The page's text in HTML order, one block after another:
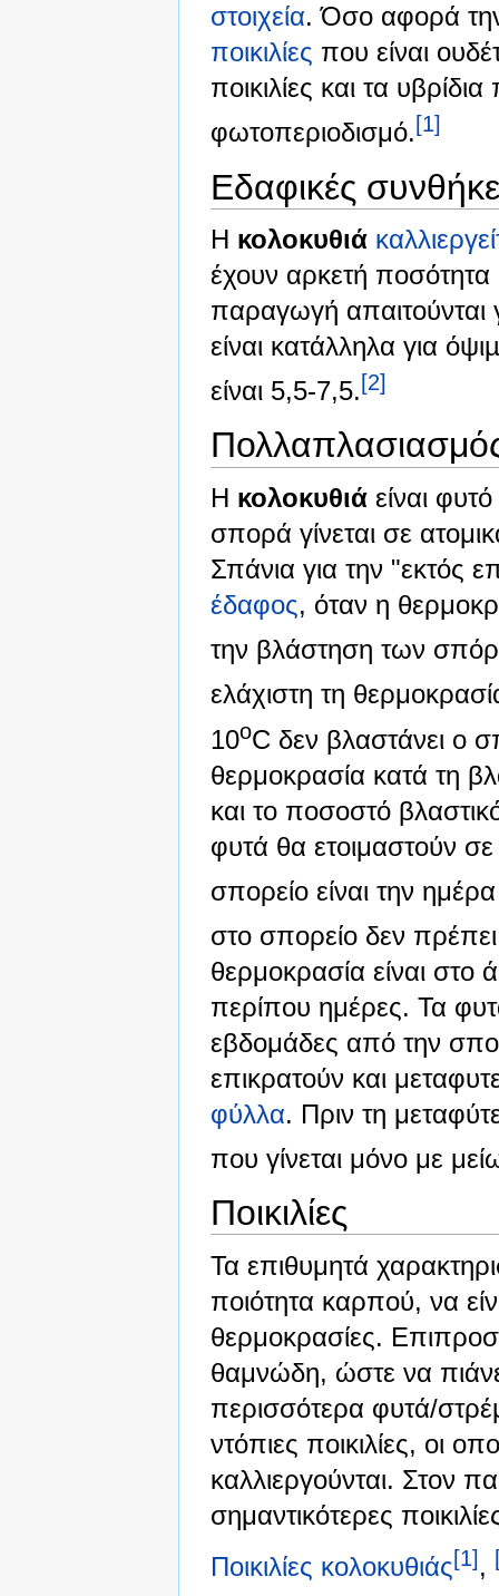
στοιχεία. Όσο αφορά
ποικιλίες που είναι
ποικιλίες και τα
φωτοπεριοδισμό. [1]
Εδαφικές
Η κολοκυθιά
έχουν αρκετή ποσότητα
παραγωγή απαιτούνται
είναι κατάλληλα για
είναι 5,5-7,5. [2]
Η κολοκυθιά είναι
σπορά γίνεται σε
Σπάνια για την "εκτός
έδαφος, όταν η
την βλάστηση των
ελάχιστη τη
10oC δεν βλαστάνει ο
θερμοκρασία κατά τη
και το ποσοστό
φυτά θα ετοιμαστούν
σπορείο είναι την
στο σπορείο δεν
θερμοκρασία είναι στο
περίπου ημέρες. Τα
εβδομάδες από την
επικρατούν και
φύλλα. Πριν τη
που γίνεται μόνο με
Ποικιλίες
Τα επιθυμητά
ποιότητα καρπού, να
θερμοκρασίες.
θαμνώδη, ώστε να
περισσότερα φυτά/
ντόπιες ποικιλίες, οι
καλλιεργούνται. Στον
σημαντικότερες
Ποικιλίες κολοκυθιάς[1] ,